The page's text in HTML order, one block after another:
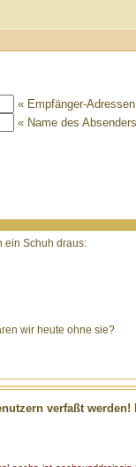
« Empfänger-Adressen
« Name des Absenders
ein Schuh draus:
wir heute ohne sie?
verfaßt